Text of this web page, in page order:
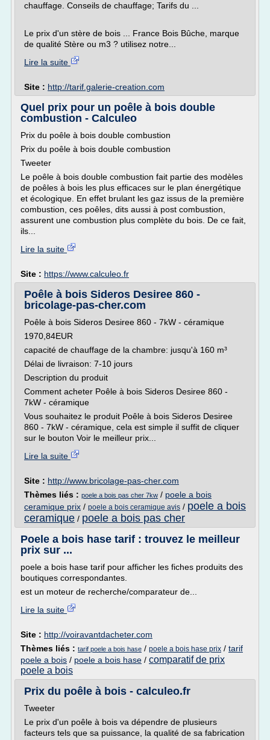
chauffage. Conseils de chauffage; Tarifs du ...
Le prix d'un stère de bois ... France Bois Bûche, marque
de qualité Stère ou m3 ? utilisez notre...
Lire la suite
Site : http://tarif.galerie-creation.com
Quel prix pour un poêle à bois double
combustion - Calculeo
Prix du poêle à bois double combustion
Prix du poêle à bois double combustion
Tweeter
Le poêle à bois double combustion fait partie des modèles
de poêles à bois les plus efficaces sur le plan énergétique
et écologique. En effet brulant les gaz issus de la première
combustion, ces poêles, dits aussi à post combustion,
assurent une combustion plus complète du bois. De ce fait,
ils...
Lire la suite
Site : https://www.calculeo.fr
Poêle à bois Sideros Desiree 860 -
bricolage-pas-cher.com
Poêle à bois Sideros Desiree 860 - 7kW - céramique
1970,84EUR
capacité de chauffage de la chambre: jusqu'à 160 m³
Délai de livraison: 7-10 jours
Description du produit
Comment acheter Poêle à bois Sideros Desiree 860 -
7kW - céramique
Vous souhaitez le produit Poêle à bois Sideros Desiree
860 - 7kW - céramique, cela est simple il suffit de cliquer
sur le bouton Voir le meilleur prix...
Lire la suite
Site : http://www.bricolage-pas-cher.com
Thèmes liés : poele a bois pas cher 7kw / poele a bois
ceramique prix / poele a bois ceramique avis / poele a bois
ceramique / poele a bois pas cher
Poele a bois hase tarif : trouvez le meilleur
prix sur ...
poele a bois hase tarif pour afficher les fiches produits des
boutiques correspondantes.
est un moteur de recherche/comparateur de...
Lire la suite
Site : http://voiravantdacheter.com
Thèmes liés : tarif poele a bois hase / poele a bois hase prix / tarif
poele a bois / poele a bois hase / comparatif de prix
poele a bois
Prix du poêle à bois - calculeo.fr
Tweeter
Le prix d'un poêle à bois va dépendre de plusieurs
facteurs tels que sa puissance, la qualité de sa fabrication